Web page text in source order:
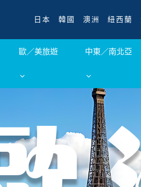
日本 韓國 澳洲 紐西蘭
歐／美旅遊 中東／南北亞